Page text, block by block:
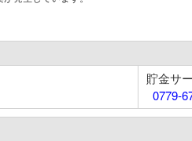
貯金サ
0779-